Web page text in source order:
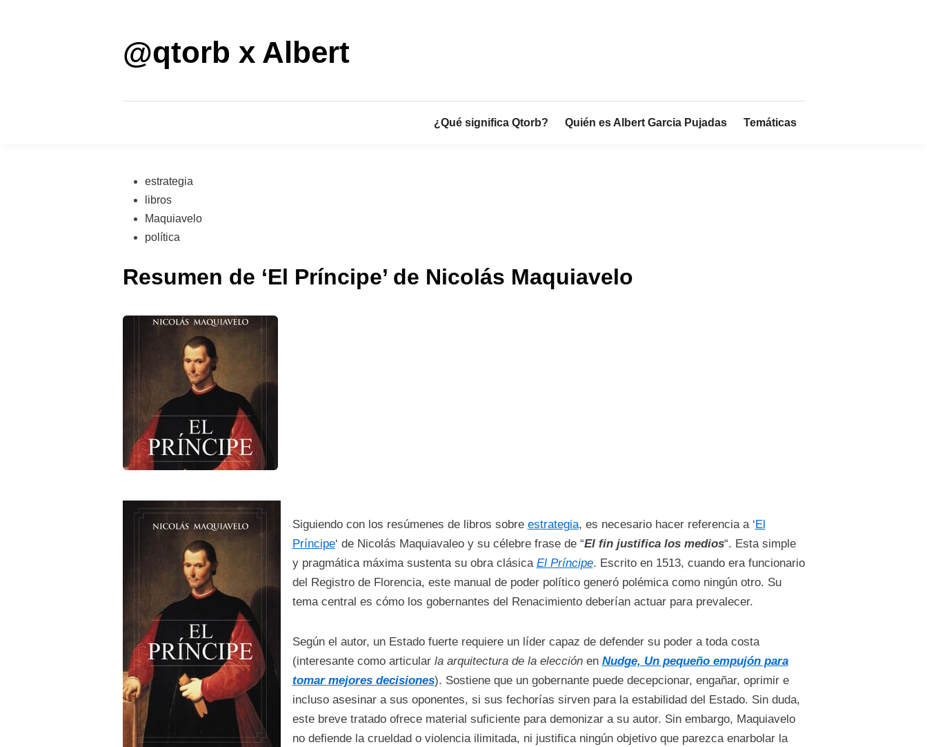
@qtorb x Albert
¿Qué significa Qtorb? Quién es Albert Garcia Pujadas Temáticas
Publicado
en
estrategia
libros
Maquiavelo
política
Resumen de ‘El Príncipe’ de Nicolás Maquiavelo
Siguiendo con los resúmenes de libros sobre estrategia, es necesario hacer referencia a ‘El
Príncipe‘ de Nicolás Maquiavaleo y su célebre frase de “El fin justifica los medios“. Esta simple
y pragmática máxima sustenta su obra clásica El Príncipe. Escrito en 1513, cuando era funcionario
del Registro de Florencia, este manual de poder político generó polémica como ningún otro. Su
tema central es cómo los gobernantes del Renacimiento deberían actuar para prevalecer.
Según el autor, un Estado fuerte requiere un líder capaz de defender su poder a toda costa
(interesante como articular la arquitectura de la elecciónen Nudge, Un pequeño empujón para
tomar mejores decisiones). Sostiene que un gobernante puede decepcionar, engañar, oprimir e
incluso asesinar a sus oponentes, si sus fechorías sirven para la estabilidad del Estado. Sin duda,
este breve tratado ofrece material suficiente para demonizar a su autor. Sin embargo, Maquiavelo
no defiende la crueldad o violencia ilimitada, ni justifica ningún objetivo que parezca enarbolar la